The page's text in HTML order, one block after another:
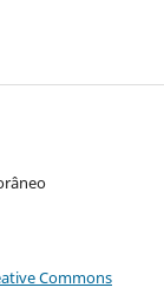
Commons